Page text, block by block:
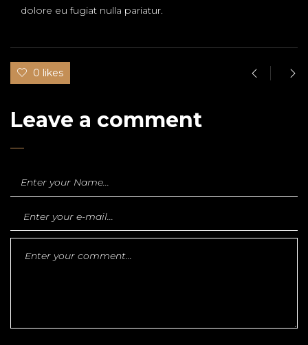
dolore eu fugiat nulla pariatur.
0 likes
Leave a comment